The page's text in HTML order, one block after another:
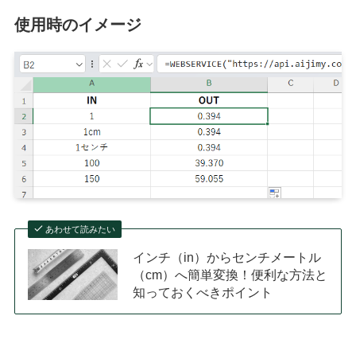
使用時のイメージ
あわせて読みたい
インチ（in）からセンチメートル
（cm）へ簡単変換！便利な方法と
知っておくべきポイント